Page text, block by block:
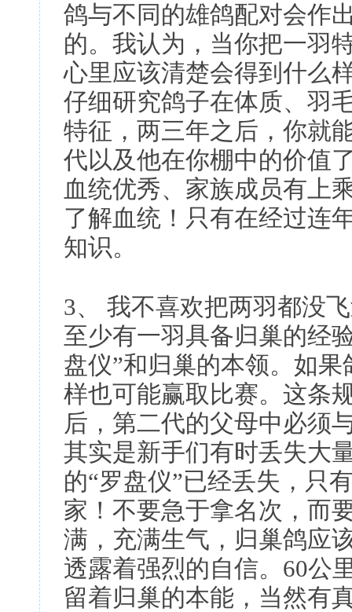
鸽与不同的雄鸽配对会作
的。我认为，当你把一羽
心里应该清楚会得到什么
仔细研究鸽子在体质、羽
特征，两三年之后，你就
代以及他在你棚中的价值
血统优秀、家族成员有上
了解血统！只有在经过连
知识。
3、 我不喜欢把两羽都没
至少有一羽具备归巢的经
盘仪”和归巢的本领。如
样也可能赢取比赛。这条
后，第二代的父母中必须
其实是新手们有时丢失大
的“罗盘仪”已经丢失，只
家！不要急于拿名次，而
满，充满生气，归巢鸽应
透露着强烈的自信。60公
留着归巢的本能，当然有